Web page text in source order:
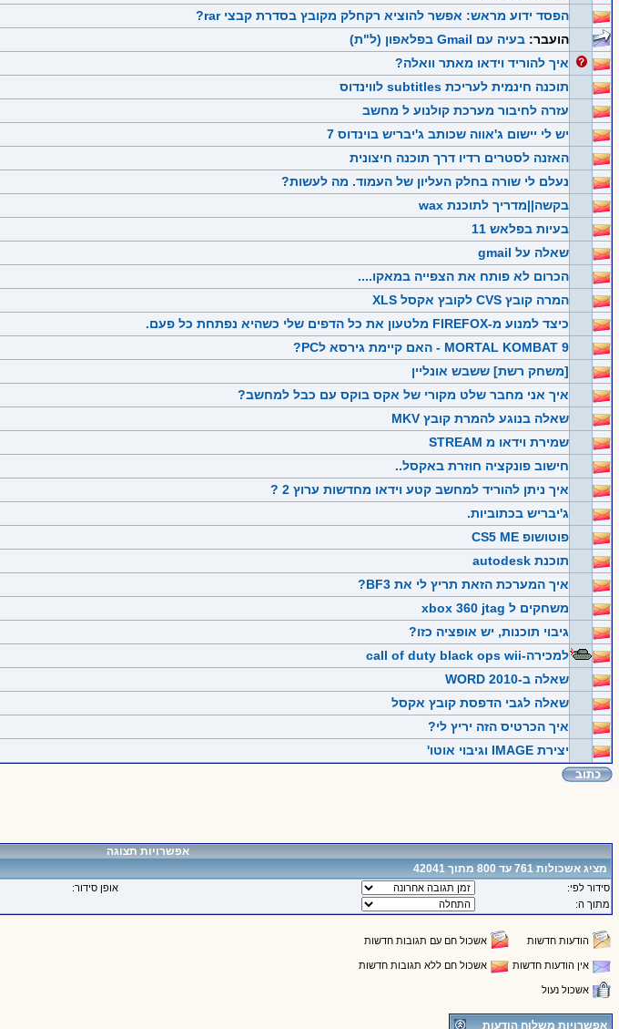
הפסד ידוע מראש: אפשר להוציא רקחלק מקובץ בסדרת קבצי rar?
הועבר: בעיה עם Gmail בפלאפון (ל"ת)
איך להוריד וידאו מאתר וואלה?
תוכנה חינמית לעריכת subtitles לווינדוס
עזרה לחיבור מערכת קולנוע ל מחשב
יש לי יישום ג'אווה שכותב ג'יבריש בוינדוס 7
האזנה לסטרים רדיו דרך תוכנה חיצונית
נעלם לי שורה בחלק העליון של העמוד. מה לעשות?
בקשה||מדריך לתוכנת wax
בעיות בפלאש 11
שאלה על gmail
הכרום לא פותח את הצפייה במאקו....
המרה קובץ CVS לקובץ אקסל XLS
כיצד למנוע מ-FIREFOX מלטעון את כל הדפים שלי כשהיא נפתחת כל פעם.
MORTAL KOMBAT 9 - האם קיימת גירסא לPC?
[משחק רשת] ששבש אונליין
איך אני מחבר שלט מקורי של אקס בוקס עם כבל למחשב?
שאלה בנוגע להמרת קובץ MKV
שמירת וידאו מ STREAM
חישוב פונקציה חוזרת באקסל..
איך ניתן להוריד למחשב קטע וידאו מחדשות ערוץ 2 ?
ג'יבריש בכתוביות.
פוטושופ CS5 ME
תוכנת autodesk
איך המערכת הזאת תריץ לי את BF3?
משחקים ל xbox 360 jtag
גיבוי תוכנות, יש אופציה כזו?
למכירה-call of duty black ops wii
שאלה ב-WORD 2010
שאלה לגבי הדפסת קובץ אקסל
איך הכרטיס הזה יריץ לי?
יצירת IMAGE וגיבוי אוטו'
אפשרויות תצוגה
מציג אשכולות 761 עד 800 מתוך 42041
סידור לפי:
אופן סידור:
מתוך ה:
הודעות חדשות אשכול חם עם תגובות חדשות
אין הודעות חדשות אשכול חם ללא תגובות חדשות
אשכול נעול
אפשרויות משלוח הודעות